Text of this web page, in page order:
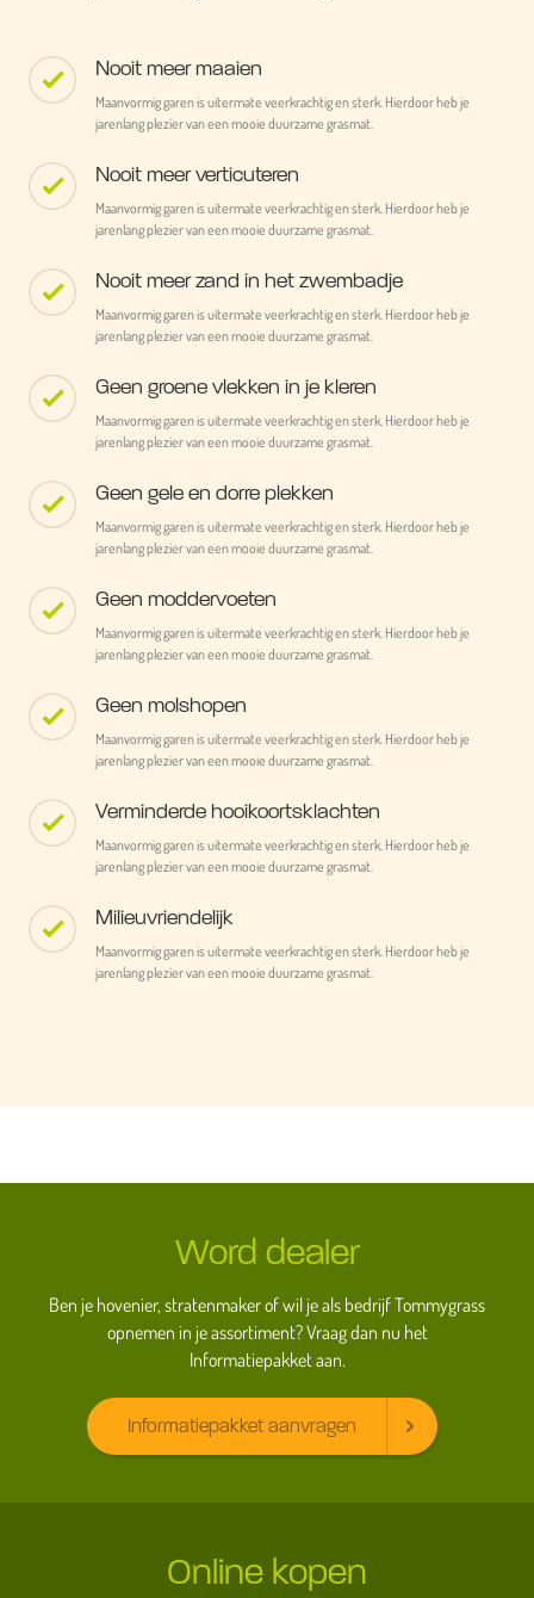
Nooit meer maaien
Maanvormig garen is uitermate veerkrachtig en sterk. Hierdoor heb je
jarenlang plezier van een mooie duurzame grasmat.
Nooit meer verticuteren
Maanvormig garen is uitermate veerkrachtig en sterk. Hierdoor heb je
jarenlang plezier van een mooie duurzame grasmat.
Nooit meer zand in het zwembadje
Maanvormig garen is uitermate veerkrachtig en sterk. Hierdoor heb je
jarenlang plezier van een mooie duurzame grasmat.
Geen groene vlekken in je kleren
Maanvormig garen is uitermate veerkrachtig en sterk. Hierdoor heb je
jarenlang plezier van een mooie duurzame grasmat.
Geen gele en dorre plekken
Maanvormig garen is uitermate veerkrachtig en sterk. Hierdoor heb je
jarenlang plezier van een mooie duurzame grasmat.
Geen moddervoeten
Maanvormig garen is uitermate veerkrachtig en sterk. Hierdoor heb je
jarenlang plezier van een mooie duurzame grasmat.
Geen molshopen
Maanvormig garen is uitermate veerkrachtig en sterk. Hierdoor heb je
jarenlang plezier van een mooie duurzame grasmat.
Verminderde hooikoortsklachten
Maanvormig garen is uitermate veerkrachtig en sterk. Hierdoor heb je
jarenlang plezier van een mooie duurzame grasmat.
Milieuvriendelijk
Maanvormig garen is uitermate veerkrachtig en sterk. Hierdoor heb je
jarenlang plezier van een mooie duurzame grasmat.
Word dealer
Ben je hovenier, stratenmaker of wil je als bedrijf Tommygrass
opnemen in je assortiment? Vraag dan nu het
Informatiepakket aan.
Informatiepakket aanvragen
Online kopen